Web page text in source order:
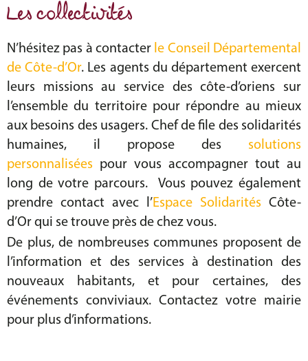
Les collectivités
N’hésitez pas à contacter le Conseil Départemental
de Côte-d’Or. Les agents du département exercent
leurs missions au service des côte-d’oriens sur
l’ensemble du territoire pour répondre au mieux
aux besoins des usagers. Chef de file des solidarités
humaines, il propose des solutions
personnalisées pour vous accompagner tout au
long de votre parcours. Vous pouvez également
prendre contact avec l’Espace Solidarités Côte-
d’Or qui se trouve près de chez vous.
De plus, de nombreuses communes proposent de
l’information et des services à destination des
nouveaux habitants, et pour certaines, des
événements conviviaux. Contactez votre mairie
pour plus d’informations.